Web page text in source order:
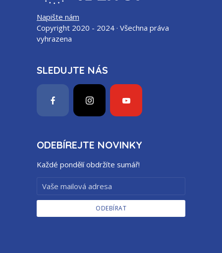
Napište nám
Copyright 2020 - 2024 · Všechna práva
vyhrazena
SLEDUJTE NÁS
ODEBÍREJTE NOVINKY
Každé pondělí obdržíte sumář!